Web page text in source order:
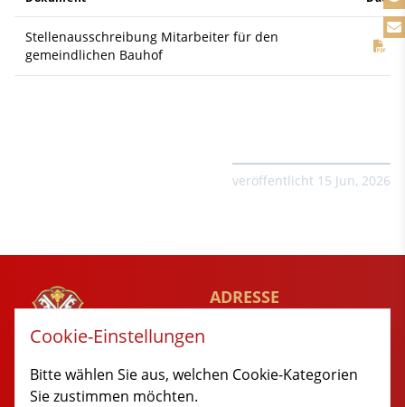
Stellenausschreibung Mitarbeiter für den
gemeindlichen Bauhof
veröffentlicht 15 Jun, 2026
Cookie-Einstellungen
Bitte wählen Sie aus, welchen Cookie-Kategorien
Sie zustimmen möchten.
BURTENBACH
ADRESSE